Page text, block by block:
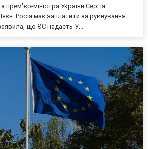
міністра України Сергія
Росія має заплатити за руйнування
що ЄС надасть У...